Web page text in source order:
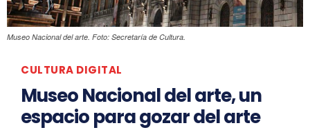
Museo Nacional del arte. Foto: Secretaría de Cultura.
CULTURA DIGITAL
Museo Nacional del arte, un
espacio para gozar del arte